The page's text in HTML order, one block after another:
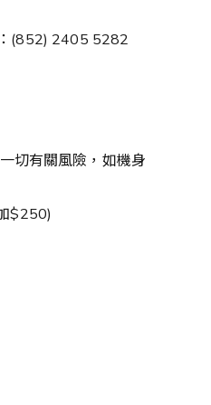
(852) 2405 5282
切有關風險，如機身
$250)